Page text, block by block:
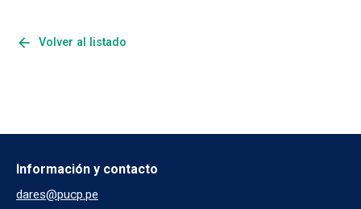
arrow_back Volver al listado
Información y contacto
dares@pucp.pe